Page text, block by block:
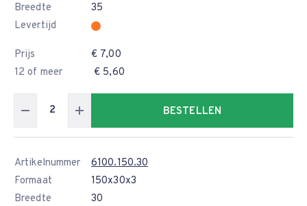
Breedte
35
Levertijd
Prijs
€ 7,00
12 of meer
€ 5,60
BESTELLEN
Artikelnummer
6100.150.30
Formaat
150x30x3
Breedte
30